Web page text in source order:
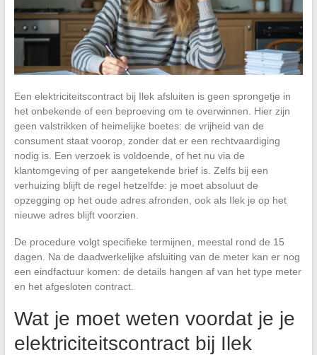
Een elektriciteitscontract bij Ilek afsluiten is geen sprongetje in
het onbekende of een beproeving om te overwinnen. Hier zijn
geen valstrikken of heimelijke boetes: de vrijheid van de
consument staat voorop, zonder dat er een rechtvaardiging
nodig is. Een verzoek is voldoende, of het nu via de
klantomgeving of per aangetekende brief is. Zelfs bij een
verhuizing blijft de regel hetzelfde: je moet absoluut de
opzegging op het oude adres afronden, ook als Ilek je op het
nieuwe adres blijft voorzien.
De procedure volgt specifieke termijnen, meestal rond de 15
dagen. Na de daadwerkelijke afsluiting van de meter kan er nog
een eindfactuur komen: de details hangen af van het type meter
en het afgesloten contract.
Wat je moet weten voordat je je
elektriciteitscontract bij Ilek